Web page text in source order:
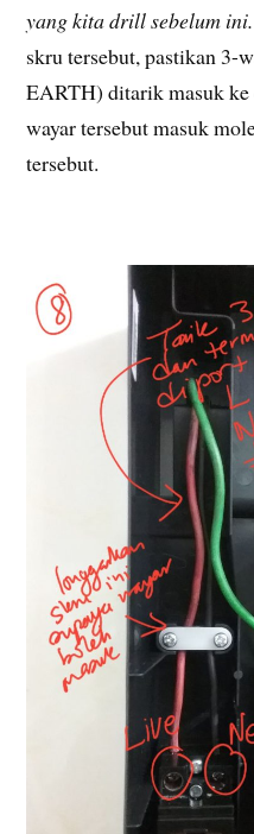
yang kita drill sebelum
skru tersebut, pastikan
EARTH) ditarik masuk
wayar tersebut masuk
tersebut.